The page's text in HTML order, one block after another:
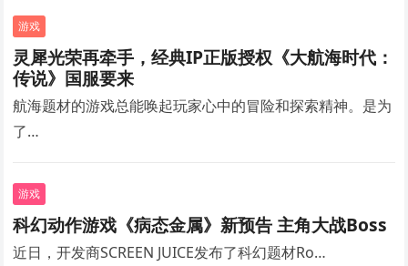
游戏
灵犀光荣再牵手，经典IP正版授权《大航海时代：
传说》国服要来
航海题材的游戏总能唤起玩家心中的冒险和探索精神。是为
了…
游戏
科幻动作游戏《病态金属》新预告 主角大战Boss
近日，开发商SCREEN JUICE发布了科幻题材Ro…